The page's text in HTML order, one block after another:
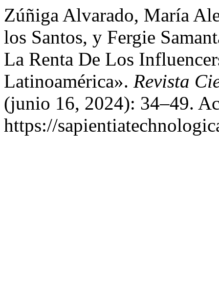
Zúñiga Alvarado, María
los Santos, y Fergie
La Renta De Los
Latinoamérica». Revista
(junio 16, 2024): 34–49.
https://